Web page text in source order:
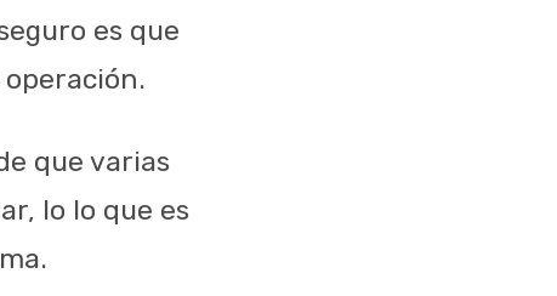
es que
que varias
lo lo que es